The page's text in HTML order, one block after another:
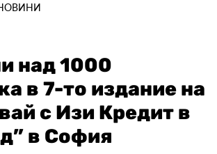
над 1000
в 7-то издание на
с Изи Кредит в
в София